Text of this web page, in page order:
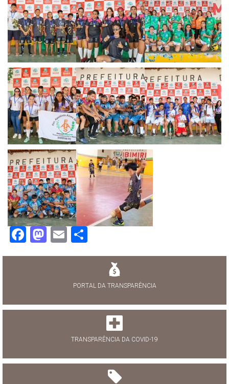
Facebook
Mastodon
Email
PORTAL DA TRANSPARÊNCIA
TRANSPARÊNCIA DA COVID-19